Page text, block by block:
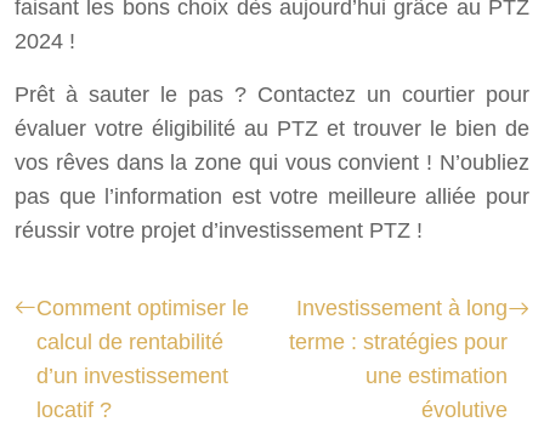
faisant les bons choix dès aujourd’hui grâce au PTZ
2024 !
Prêt à sauter le pas ? Contactez un courtier pour
évaluer votre éligibilité au PTZ et trouver le bien de
vos rêves dans la zone qui vous convient ! N’oubliez
pas que l’information est votre meilleure alliée pour
réussir votre projet d’investissement PTZ !
Comment optimiser le
calcul de rentabilité
d’un investissement
locatif ?
Investissement à long
terme : stratégies pour
une estimation
évolutive